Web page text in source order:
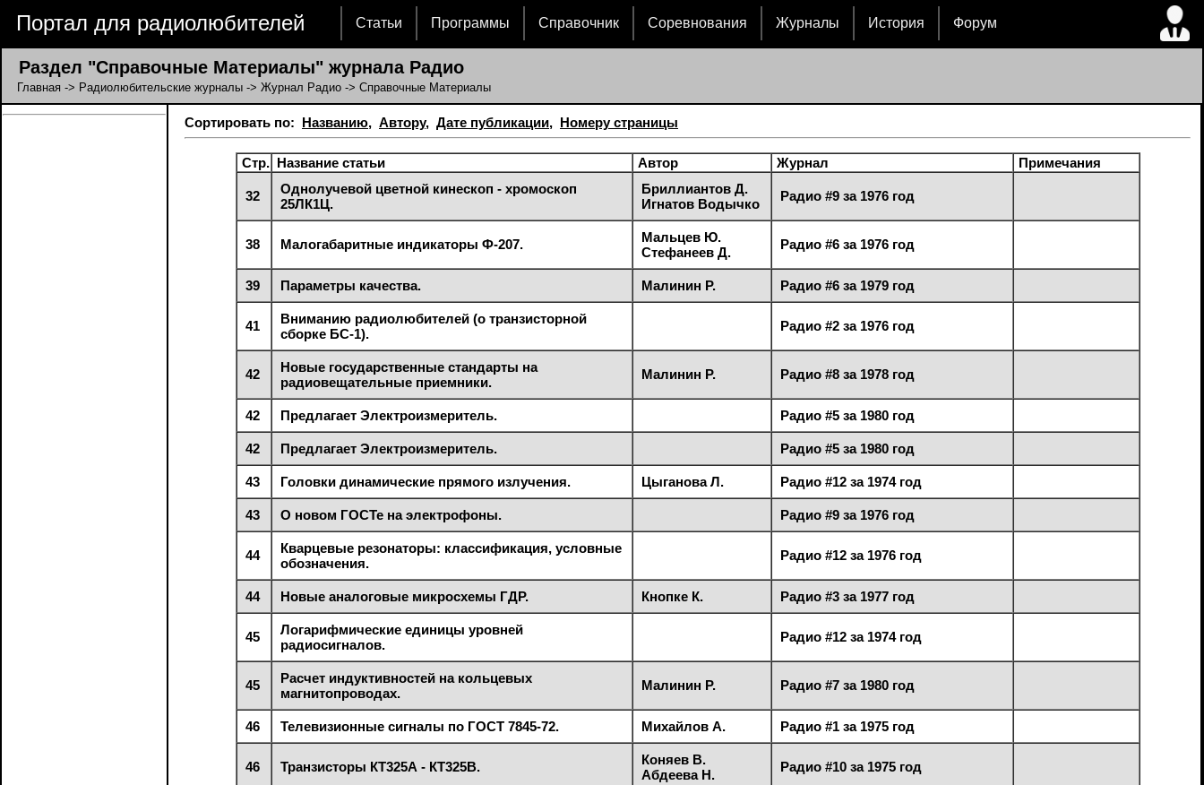
Портал для радиолюбителей Статьи Программы Справочник Соревнования Журналы История Форум
Раздел "Справочные Материалы" журнала Радио
Главная -> Радиолюбительские журналы -> Журнал Радио -> Справочные Материалы
Сортировать по: Названию, Автору, Дате публикации, Номеру страницы
Стр. Название статьи Автор Журнал Примечания
32
Однолучевой цветной кинескоп - хромоскоп
25ЛК1Ц.
Бриллиантов Д.
Игнатов Водычко
Радио #9 за 1976 год
38 Малогабаритные индикаторы Ф-207.
Мальцев Ю.
Стефанеев Д.
Радио #6 за 1976 год
39 Параметры качества. Малинин Р. Радио #6 за 1979 год
41
Вниманию радиолюбителей (о транзисторной
сборке БС-1).
Радио #2 за 1976 год
42
Новые государственные стандарты на
радиовещательные приемники.
Малинин Р. Радио #8 за 1978 год
42 Предлагает Электроизмеритель. Радио #5 за 1980 год
42 Предлагает Электроизмеритель. Радио #5 за 1980 год
43 Головки динамические прямого излучения. Цыганова Л. Радио #12 за 1974 год
43 О новом ГОСТе на электрофоны. Радио #9 за 1976 год
44
Кварцевые резонаторы: классификация, условные
обозначения.
Радио #12 за 1976 год
44 Новые аналоговые микросхемы ГДР. Кнопке К. Радио #3 за 1977 год
45
Логарифмические единицы уровней
радиосигналов.
Радио #12 за 1974 год
45
Расчет индуктивностей на кольцевых
магнитопроводах.
Малинин Р. Радио #7 за 1980 год
46 Телевизионные сигналы по ГОСТ 7845-72. Михайлов А. Радио #1 за 1975 год
46 Транзисторы КТ325А - КТ325В.
Коняев В.
Абдеева Н.
Радио #10 за 1975 год